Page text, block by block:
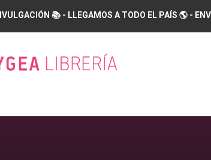
📚 - LLEGAMOS A TODO EL PAÍS 🌎 -